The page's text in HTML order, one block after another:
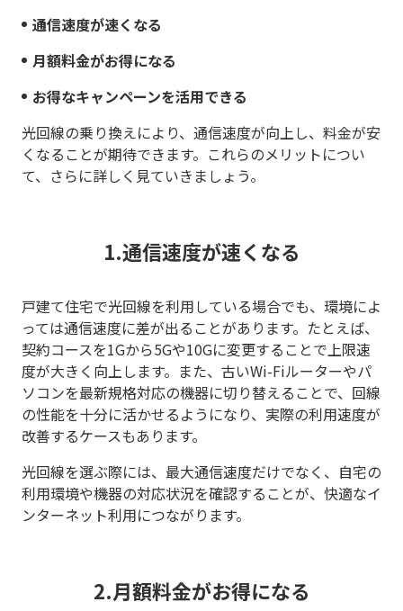
通信速度が速くなる
月額料金がお得になる
お得なキャンペーンを活用できる
光回線の乗り換えにより、通信速度が向上し、料金が安
くなることが期待できます。これらのメリットについ
て、さらに詳しく見ていきましょう。
1.通信速度が速くなる
戸建て住宅で光回線を利用している場合でも、環境によ
っては通信速度に差が出ることがあります。たとえば、
契約コースを1Gから5Gや10Gに変更することで上限速
度が大きく向上します。また、古いWi-Fiルーターやパ
ソコンを最新規格対応の機器に切り替えることで、回線
の性能を十分に活かせるようになり、実際の利用速度が
改善するケースもあります。
光回線を選ぶ際には、最大通信速度だけでなく、自宅の
利用環境や機器の対応状況を確認することが、快適なイ
ンターネット利用につながります。
2.月額料金がお得になる